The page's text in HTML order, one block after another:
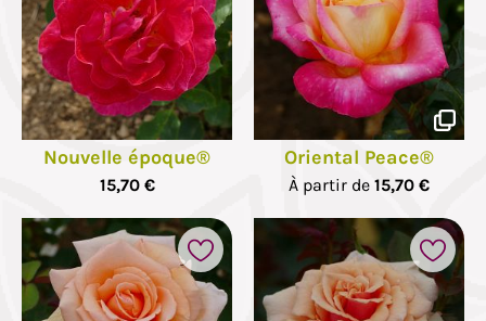
Nouvelle époque®
15,70 €
Oriental Peace®
À partir de 15,70 €